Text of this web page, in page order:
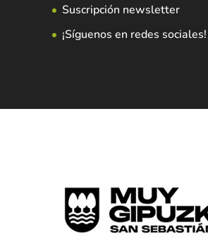
Suscripción newsletter
¡Síguenos en redes sociales!